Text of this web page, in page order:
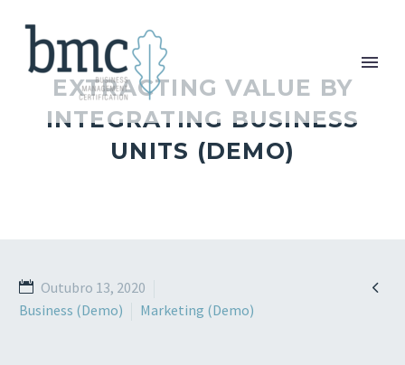
EXTRACTING VALUE BY
INTEGRATING BUSINESS
UNITS (DEMO)

Outubro 13, 2020
Business (Demo)
Marketing (Demo)